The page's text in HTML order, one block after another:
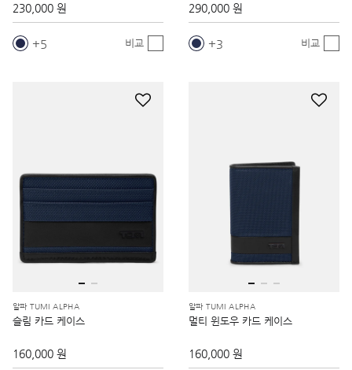
230,000 원
5 비교
290,000 원
3 비교
알파 TUMI ALPHA
슬림 카드 케이스
160,000 원
알파 TUMI ALPHA
멀티 윈도우 카드 케이스
160,000 원